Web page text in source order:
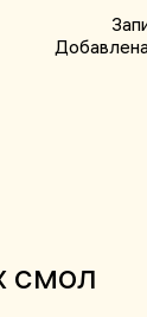
смол